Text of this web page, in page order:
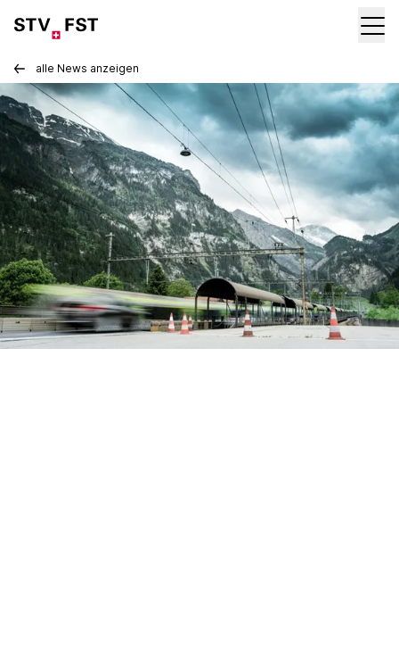
alle News anzeigen